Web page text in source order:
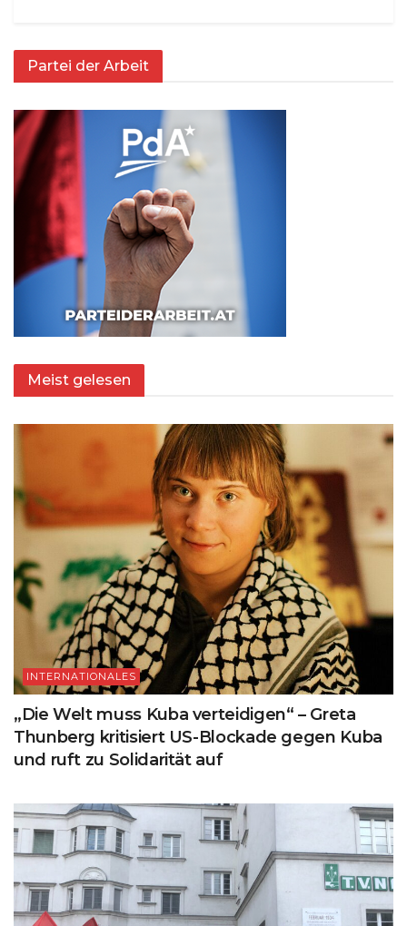
Partei der Arbeit
Meist gelesen
INTERNATIONALES
„Die Welt muss Kuba verteidigen“ – Greta
Thunberg kritisiert US-Blockade gegen Kuba
und ruft zu Solidarität auf